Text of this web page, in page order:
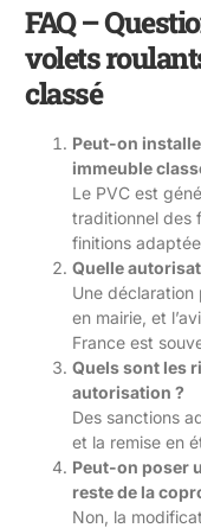
FAQ –
volets
classé
Peut-on
immeuble
Le PVC est
traditionnel des
finitions
Quelle
Une
en mairie, et
France est
Quels sont les
autorisation ?
Des sanctions
et la remise en
Peut-on poser
reste de la
Non, la